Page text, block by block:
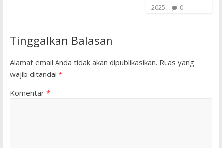
2025
0
Tinggalkan Balasan
Alamat email Anda tidak akan dipublikasikan. Ruas yang
wajib ditandai *
Komentar *